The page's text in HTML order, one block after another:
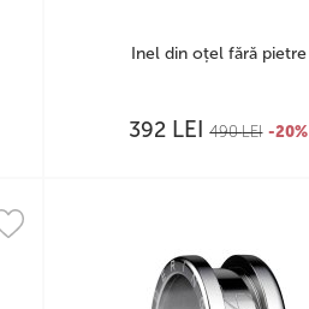
Inel din oțel fără pietre
392 LEI 490LEI -20%